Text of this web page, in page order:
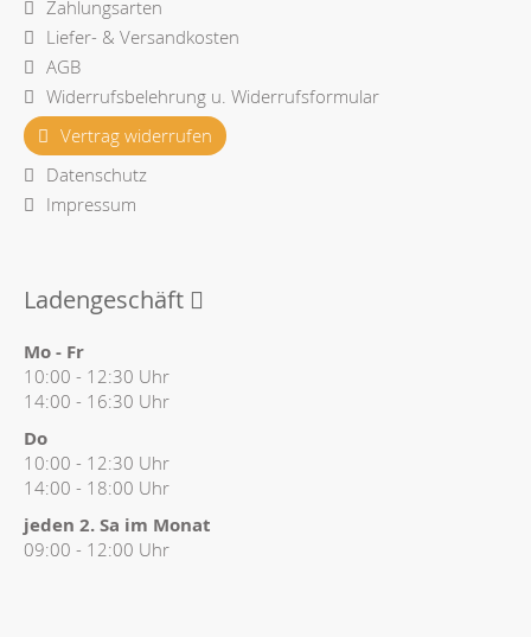
Zahlungsarten
Liefer- & Versandkosten
AGB
Widerrufsbelehrung u. Widerrufsformular
Vertrag widerrufen
Datenschutz
Impressum
Ladengeschäft
Mo - Fr
10:00 - 12:30 Uhr
14:00 - 16:30 Uhr
Do
10:00 - 12:30 Uhr
14:00 - 18:00 Uhr
jeden 2. Sa im Monat
09:00 - 12:00 Uhr